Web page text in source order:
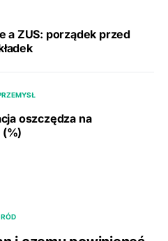
a ZUS: porządek przed
oszczędza na